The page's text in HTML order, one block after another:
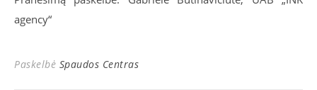
agency“
Paskelbė Spaudos Centras